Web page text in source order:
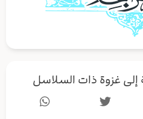
إلى غزوة ذات السلاسل